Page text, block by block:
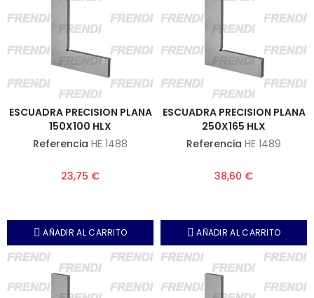
ESCUADRA PRECISION PLANA
150X100 HLX
Referencia HE 1488
23,75 €
AÑADIR AL CARRITO
ESCUADRA PRECISION PLANA
250X165 HLX
Referencia HE 1489
38,60 €
AÑADIR AL CARRITO